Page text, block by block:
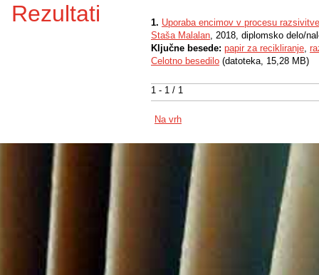
Rezultati
1 - 1 / 1
1. Uporaba encimov v procesu razsivitve
Staša Malalan, 2018, diplomsko delo/
Ključne besede: papir za recikliranje,
Celotno besedilo (datoteka, 15,28 MB)
Na vrh